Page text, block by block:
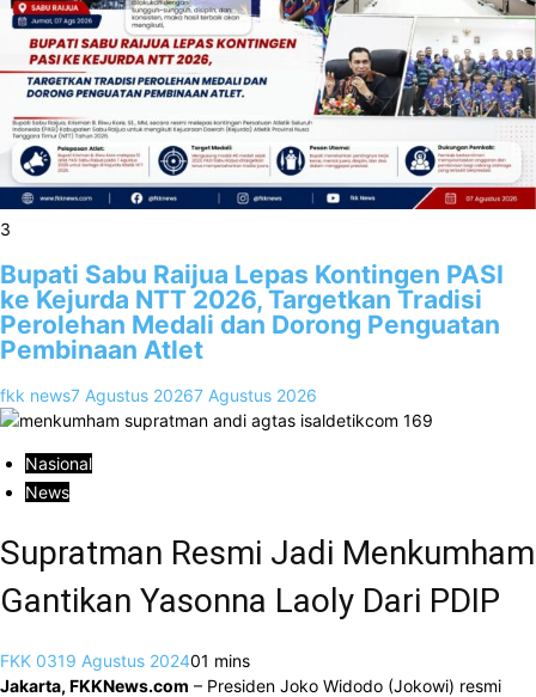
3
Bupati Sabu Raijua Lepas Kontingen PASI
ke Kejurda NTT 2026, Targetkan Tradisi
Perolehan Medali dan Dorong Penguatan
Pembinaan Atlet
fkk news7 Agustus 20267 Agustus 2026
Nasional
News
Supratman Resmi Jadi Menkumham
Gantikan Yasonna Laoly Dari PDIP
FKK 0319 Agustus 202401 mins
Jakarta, FKKNews.com – Presiden Joko Widodo (Jokowi) resmi